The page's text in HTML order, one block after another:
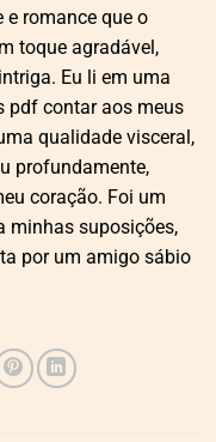
e romance que o
toque agradável,
Eu li em uma
pdf contar aos meus
qualidade visceral,
profundamente,
coração. Foi um
minhas suposições,
por um amigo sábio